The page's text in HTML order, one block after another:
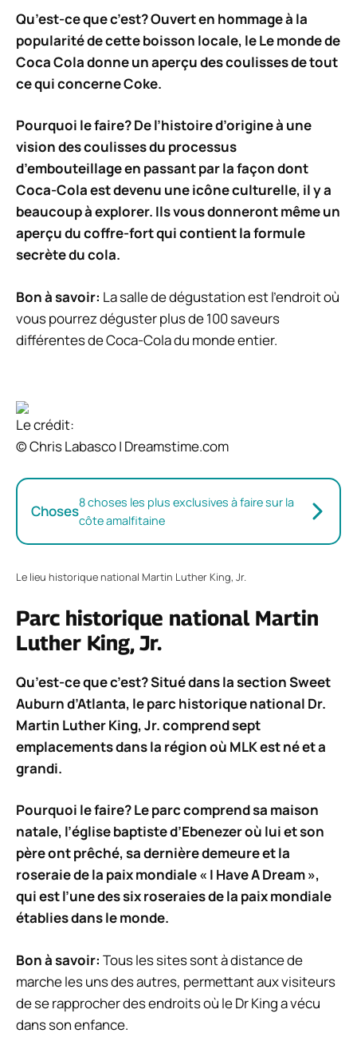
Qu’est-ce que c’est? Ouvert en hommage à la
popularité de cette boisson locale, leLe monde de
Coca Coladonne un aperçu des coulisses de tout
ce qui concerne Coke.
Pourquoi le faire? De l’histoire d’origine à une
vision des coulisses du processus
d’embouteillage en passant par la façon dont
Coca-Cola est devenu une icône culturelle, il y a
beaucoup à explorer. Ils vous donneront même un
aperçu du coffre-fort qui contient la formule
secrète du cola.
Bon à savoir: La salle de dégustation est l’endroit où
vous pourrez déguster plus de 100 saveurs
différentes de Coca-Cola du monde entier.
Le crédit:
© Chris Labasco | Dreamstime.com
Choses8 choses les plus exclusives à faire sur la
côte amalfitaine
Le lieu historique national Martin Luther King, Jr.
Parc historique national Martin
Luther King, Jr.
Qu’est-ce que c’est? Situé dans la section Sweet
Auburn d’Atlanta, le parc historique national Dr.
Martin Luther King, Jr. comprend sept
emplacements dans la région où MLK est né et a
grandi.
Pourquoi le faire? Le parc comprend sa maison
natale, l’église baptiste d’Ebenezer où lui et son
père ont prêché, sa dernière demeure et la
roseraie de la paix mondiale « I Have A Dream »,
qui est l’une des six roseraies de la paix mondiale
établies dans le monde.
Bon à savoir: Tous les sites sont à distance de
marche les uns des autres, permettant aux visiteurs
de se rapprocher des endroits où le Dr King a vécu
dans son enfance.